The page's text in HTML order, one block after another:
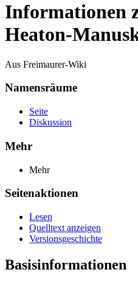
Informationen
Heaton-
Aus Freimaurer-Wiki
Namensräume
Seite
Diskussion
Mehr
Mehr
Seitenaktionen
Lesen
Quelltext anzeigen
Versionsgeschichte
Basisinformationen